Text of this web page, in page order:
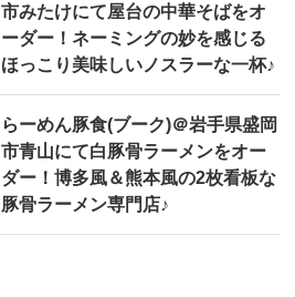
市みたけにて屋台の中華そばをオ
ーダー！ネーミングの妙を感じる
ほっこり美味しいノスラーな一杯♪
らーめん豚食(ブーク)＠岩手県盛岡
市青山にて白豚骨ラーメンをオー
ダー！博多風＆熊本風の2枚看板な
豚骨ラーメン専門店♪